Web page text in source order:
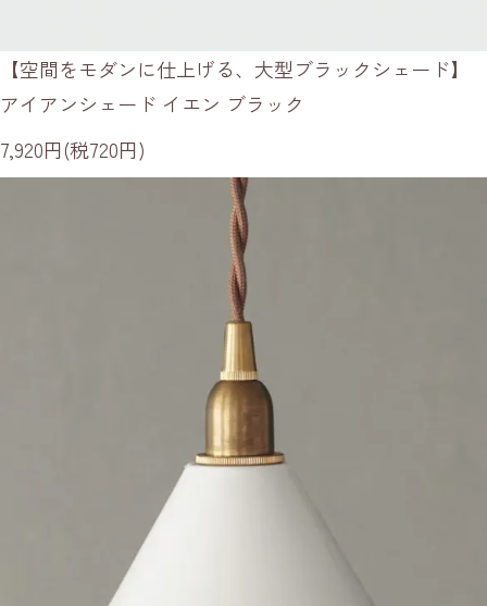
【空間をモダンに仕上げる、大型ブラックシェード】
アイアンシェード イエン ブラック
7,920円(税720円)